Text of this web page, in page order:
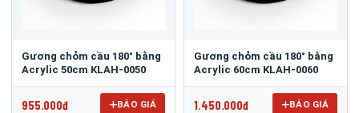
Gương chỏm cầu 180° bằng
Acrylic 50cm KLAH-0050
955.000đ BÁO GIÁ
Gương chỏm cầu 180° bằng
Acrylic 60cm KLAH-0060
1.450.000đ BÁO GIÁ